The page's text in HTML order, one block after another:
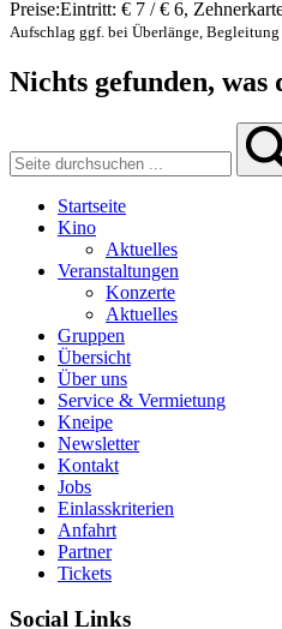
Preise:Eintritt: € 7 / € 6,
Aufschlag ggf. bei Überlänge,
Nichts gefunden,
Startseite
Kino
Aktuelles
Veranstaltungen
Konzerte
Aktuelles
Gruppen
Übersicht
Über uns
Service & Vermietung
Kneipe
Newsletter
Kontakt
Jobs
Einlasskriterien
Anfahrt
Partner
Tickets
Social Links